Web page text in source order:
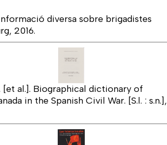
diversa sobre brigadistes
2016.
[et al.]. Biographical dictionary of
in the Spanish Civil War. [S.l. : s.n.],